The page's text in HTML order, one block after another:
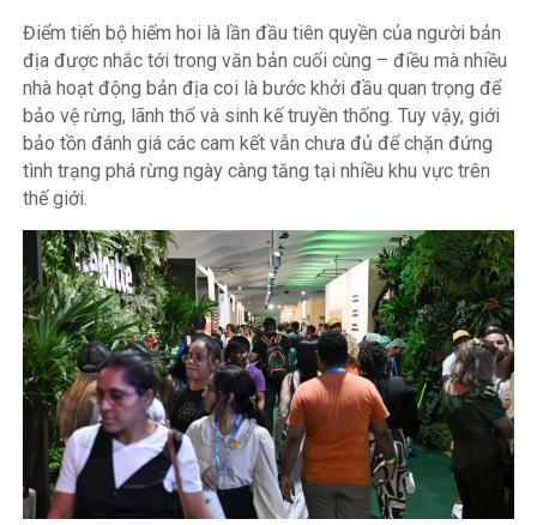
Điểm tiến bộ hiếm hoi là lần đầu tiên quyền của người bản
địa được nhắc tới trong văn bản cuối cùng – điều mà nhiều
nhà hoạt động bản địa coi là bước khởi đầu quan trọng để
bảo vệ rừng, lãnh thổ và sinh kế truyền thống. Tuy vậy, giới
bảo tồn đánh giá các cam kết vẫn chưa đủ để chặn đứng
tình trạng phá rừng ngày càng tăng tại nhiều khu vực trên
thế giới.